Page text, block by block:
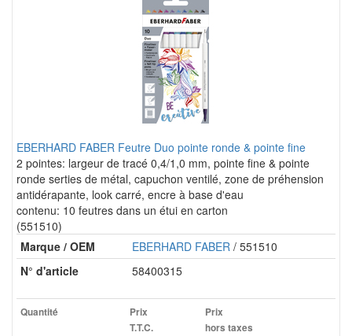
EBERHARD FABER Feutre Duo pointe ronde & pointe fine
2 pointes: largeur de tracé 0,4/1,0 mm, pointe fine & pointe
ronde serties de métal, capuchon ventilé, zone de préhension
antidérapante, look carré, encre à base d'eau
contenu: 10 feutres dans un étui en carton
(551510)
Marque / OEM
EBERHARD FABER / 551510
N° d'article
58400315
Quantité
Prix
T.T.C.
Prix
hors taxes